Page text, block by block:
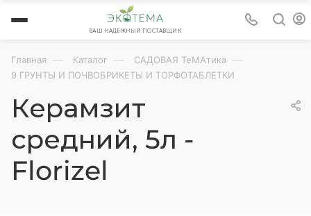
ВАШ НАДЕЖНЫЙ ПОСТАВЩИК
Главная — Каталог — САДОВАЯ ТеМАтика —
9 ГРУНТЫ И ПОЧВОБРИКЕТЫ И ТОРФОТАБЛЕТКИ
Керамзит
средний, 5л -
Florizel